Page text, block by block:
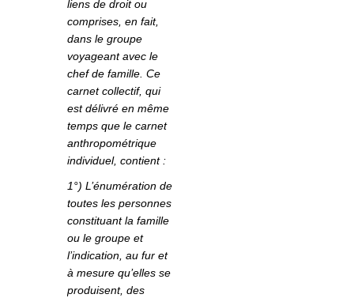
liens de droit ou
comprises, en fait,
dans le groupe
voyageant avec le
chef de famille. Ce
carnet collectif, qui
est délivré en même
temps que le carnet
anthropométrique
individuel, contient :
1°) L’énumération de
toutes les personnes
constituant la famille
ou le groupe et
l’indication, au fur et
à mesure qu’elles se
produisent, des